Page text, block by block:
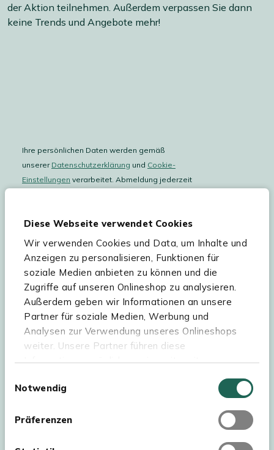
Diese Webseite verwendet Cookies
Wir verwenden Cookies und Data, um Inhalte und
Anzeigen zu personalisieren, Funktionen für
soziale Medien anbieten zu können und die
Zugriffe auf unseren Onlineshop zu analysieren.
Außerdem geben wir Informationen an unsere
Partner für soziale Medien, Werbung und
Analysen zur Verwendung unseres Onlineshops
weiter. Unsere Partner führen diese
Informationen möglicherweise mit weiteren
haben oder die sie im Rahmen Ihrer Nutzung der
Webseite müssen Sie die Cookies akzeptieren.
Notwendig
Präferenzen
der Aktion teilnehmen. Außerdem verpassen Sie dann
keine Trends und Angebote mehr!
Ihre persönlichen Daten werden gemäß
unserer Datenschutzerklärung und Cookie-
Einstellungen verarbeitet. Abmeldung jederzeit
Hilfe & Service
Sortiment
Kees Smit Gartenmöbel
Experience Stores XXL